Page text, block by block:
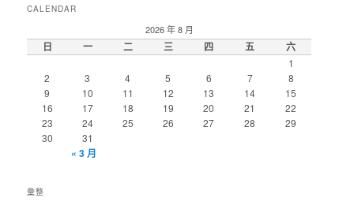
CALENDAR
2026 年 8 月
日 一 二 三 四 五 六
1
2
3 4 5 6 7
8
9
10 11 12 13 14
15
16
17 18 19 20 21
22
23
24 25 26 27 28
29
30
31
« 3 月
彙整